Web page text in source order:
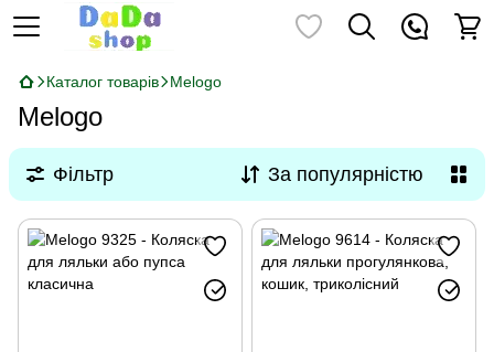
Каталог товарів Melogo
Melogo
Фільтр За популярністю